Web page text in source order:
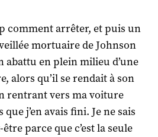
comment arrêter, et puis un
mortuaire de Johnson
abattu en plein milieu d’une
alors qu’il se rendait à son
rentrant vers ma voiture
j’en avais fini. Je ne sais
parce que c’est la seule